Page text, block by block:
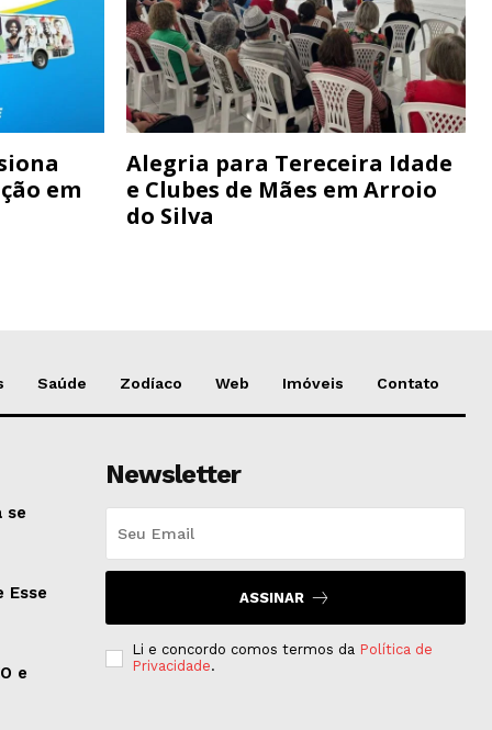
em
Alegria para Tereceira Idade
e Clubes de Mães em Arroio
do Silva
Saúde Zodíaco Web Imóveis Contato
se
Esse
e
Newsletter
ASSINAR
Li e concordo comos termos da Política de
Privacidade.